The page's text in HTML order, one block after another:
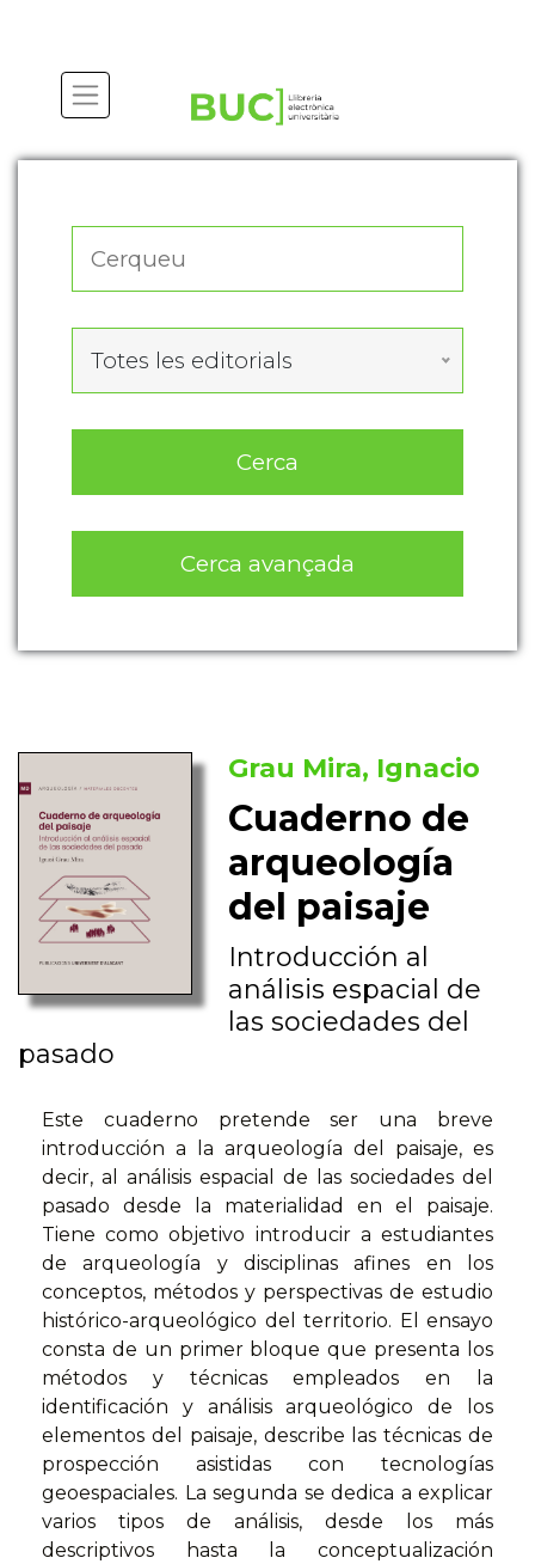
Totes les editorials
Cerca
Cerca avançada
Grau Mira, Ignacio
Cuaderno de
arqueología
del paisaje
Introducción al
análisis espacial de
las sociedades del
pasado
Este cuaderno pretende ser una breve
introducción a la arqueología del paisaje, es
decir, al análisis espacial de las sociedades del
pasado desde la materialidad en el paisaje.
Tiene como objetivo introducir a estudiantes
de arqueología y disciplinas afines en los
conceptos, métodos y perspectivas de estudio
histórico-arqueológico del territorio. El ensayo
consta de un primer bloque que presenta los
métodos y técnicas empleados en la
identificación y análisis arqueológico de los
elementos del paisaje, describe las técnicas de
prospección asistidas con tecnologías
geoespaciales. La segunda se dedica a explicar
varios tipos de análisis, desde los más
descriptivos hasta la conceptualización